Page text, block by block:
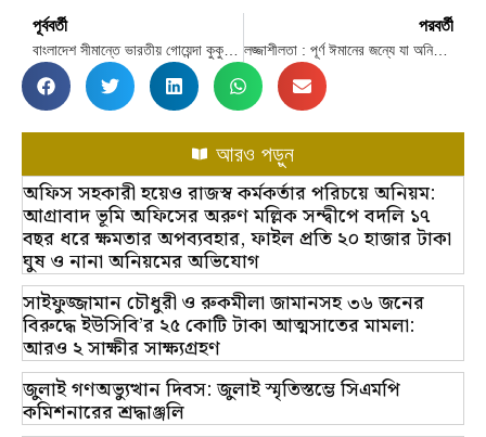
পূর্ববর্তী
বাংলাদেশ সীমান্তে ভারতীয় গোয়েন্দা কুকুর অন্তঃসত্ত্বা, তদন্ত করবে বিএসএফ
পরবর্তী
লজ্জাশীলতা : পূর্ণ ঈমানের জন্যে যা অনিবার্য-১
আরও পড়ুন
অফিস সহকারী হয়েও রাজস্ব কর্মকর্তার পরিচয়ে অনিয়ম:
আগ্রাবাদ ভূমি অফিসের অরুণ মল্লিক সন্দ্বীপে বদলি ১৭
বছর ধরে ক্ষমতার অপব্যবহার, ফাইল প্রতি ২০ হাজার টাকা
ঘুষ ও নানা অনিয়মের অভিযোগ
সাইফুজ্জামান চৌধুরী ও রুকমীলা জামানসহ ৩৬ জনের
বিরুদ্ধে ইউসিবি’র ২৫ কোটি টাকা আত্মসাতের মামলা:
আরও ২ সাক্ষীর সাক্ষ্যগ্রহণ
জুলাই গণঅভ্যুত্থান দিবস: জুলাই স্মৃতিস্তম্ভে সিএমপি
কমিশনারের শ্রদ্ধাঞ্জলি